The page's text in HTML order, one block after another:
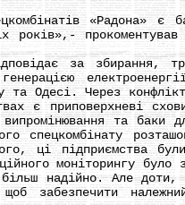
«Радона» є
років»,-
за збирання,
Одесі. Через
є приповерхневі
та баки
спецкомбінату
ці підприємства
моніторингу було
надійно. Але доти,
забезпечити